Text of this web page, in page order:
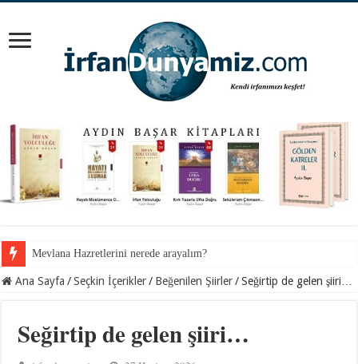
Mevlana Hazretlerini nerede arayalım?
İnancından koparılan gençlerin vebali kimin?
Ana Sayfa / Seçkin İçerikler / Beğenilen Şiirler / Seğirtip de gelen şiiri…
Seğirtip de gelen şiiri…